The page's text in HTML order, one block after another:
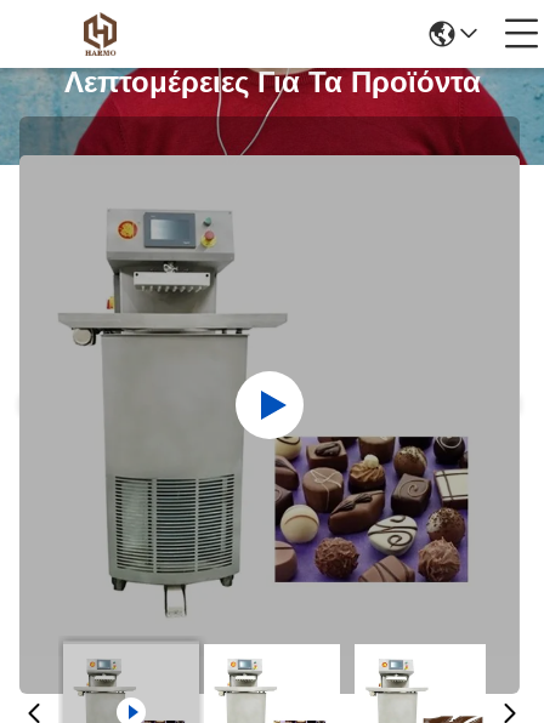
Λεπτομέρειες Για Τα Προϊόντα